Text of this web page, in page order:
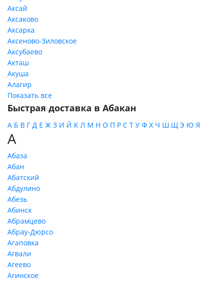
Аксай
Аксаково
Аксарка
Аксеново-Зиловское
Аксубаево
Акташ
Акуша
Алагир
Показать все
Быстрая доставка в Абакан
А Б В Г Д Е Ж З И Й К Л М Н О П Р С Т У Ф Х Ч Ш Щ Э Ю Я
А
Абаза
Абан
Абатский
Абдулино
Абезь
Абинск
Абрамцево
Абрау-Дюрсо
Агаповка
Агвали
Агеево
Агинское